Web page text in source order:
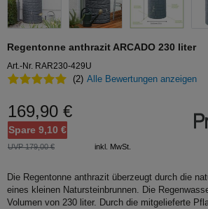
Regentonne anthrazit ARCADO 230 liter
Art.-Nr. RAR230-429U
(2) Alle Bewertungen anzeigen
169,90 €
Spare 9,10 €
UVP 179,00 € inkl. MwSt.
Die Regentonne anthrazit überzeugt durch die
eines kleinen Natursteinbrunnen. Die
Volumen von 230 liter. Durch die mitgelieferte